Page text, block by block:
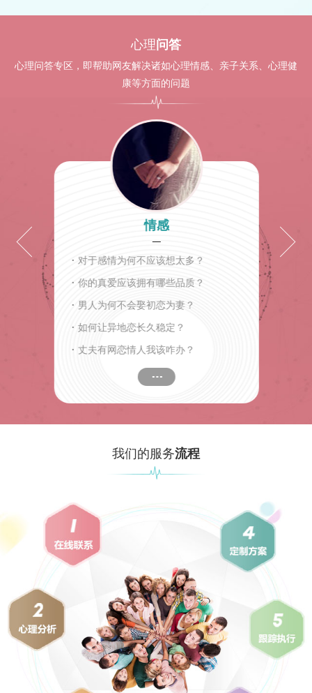
心理 问答
心理问答专区，即帮助网友解决诸如心理情感、亲子关系、心理健
康等方面的问题
情感
· 对于感情为何不应该想太多？
· 你的真爱应该拥有哪些品质？
· 男人为何不会娶初恋为妻？
· 如何让异地恋长久稳定？
· 丈夫有网恋情人我该咋办？
我们的服务流程